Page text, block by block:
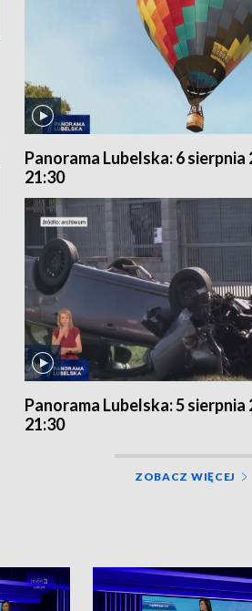
Panorama Lubelska: 6 sierpnia
21:30
Panorama Lubelska: 5 sierpnia
21:30
ZOBACZ WIĘCEJ